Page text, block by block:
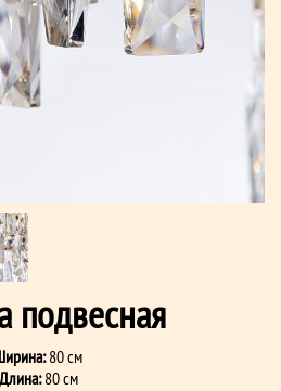
подвесная
80 см
Длина:80 см